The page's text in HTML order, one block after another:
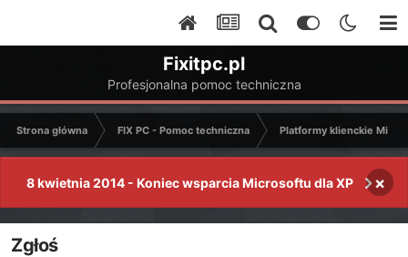
Fixitpc.pl
Profesjonalna pomoc techniczna
Strona główna FIX PC - Pomoc techniczna Platformy klienckie
8 kwietnia 2014 - Koniec wsparcia Microsoftu dla XP ×
Zgłoś